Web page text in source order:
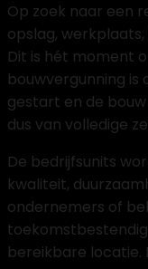
Op zoek naar een
opslag,
Dit is hét moment
bouwvergunning is
gestart en de
dus van volledige
De bedrijfsunits
kwaliteit,
ondernemers of
bereikbare locatie.